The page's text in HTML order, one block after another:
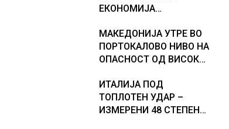
ЕКОНОМИЈА
23.000 РАБОТНИ МЕСТА
МАКЕДОНИЈА УТРЕ ВО
ПОРТОКАЛОВО НИВО НА
ОПАСНОСТ ОД ВИСОКИ
ИТАЛИЈА ПОД
ТОПЛОТЕН УДАР –
ИЗМЕРЕНИ 48 СТЕПЕНИ,